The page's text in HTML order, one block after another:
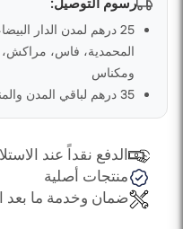
25 درهم لمدن الدار
المحمدية، فاس، مراكش،
ومكناس
35 درهم لباقي المدن والمناطق في المغرب
الدفع نقداً عند
منتجات أصلية
ضمان وخدمة ما بعد